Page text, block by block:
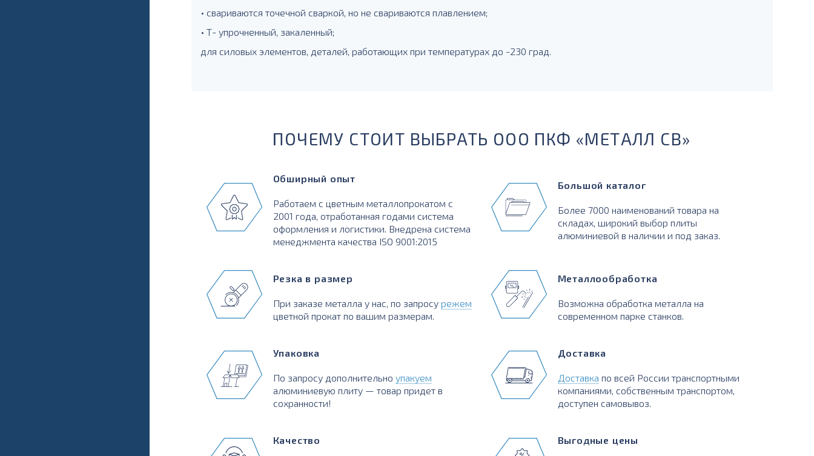
• свариваются точечной сваркой, но не свариваются плавлением;
• Т- упрочненный, закаленный;
для силовых элементов, деталей, работающих при температурах до -230 град.
ПОЧЕМУ СТОИТ ВЫБРАТЬ ООО ПКФ «МЕТАЛЛ СВ»
Обширный опыт
Работаем с цветным металлопрокатом с
2001 года, отработанная годами система
оформления и логистики. Внедрена система
менеджмента качества ISO 9001:2015
Резка в размер
При заказе металла у нас, по запросу режем
цветной прокат по вашим размерам.
Упаковка
По запросу дополнительно упакуем
алюминиевую плиту — товар придет в
сохранности!
Качество
Большой каталог
Более 7000 наименований товара на
складах, широкий выбор плиты
алюминиевой в наличии и под заказ.
Металлообработка
Возможна обработка металла на
современном парке станков.
Доставка
Доставка по всей России транспортными
компаниями, собственным транспортом,
доступен самовывоз.
Выгодные цены